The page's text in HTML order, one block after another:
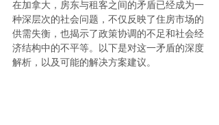
在加拿大，房东与租客之间的矛盾已经成为一
种深层次的社会问题，不仅反映了住房市场的
供需失衡，也揭示了政策协调的不足和社会经
济结构中的不平等。以下是对这一矛盾的深度
解析，以及可能的解决方案建议。